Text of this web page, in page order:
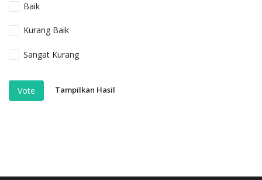
Baik
Kurang Baik
Sangat Kurang
Vote Tampilkan Hasil